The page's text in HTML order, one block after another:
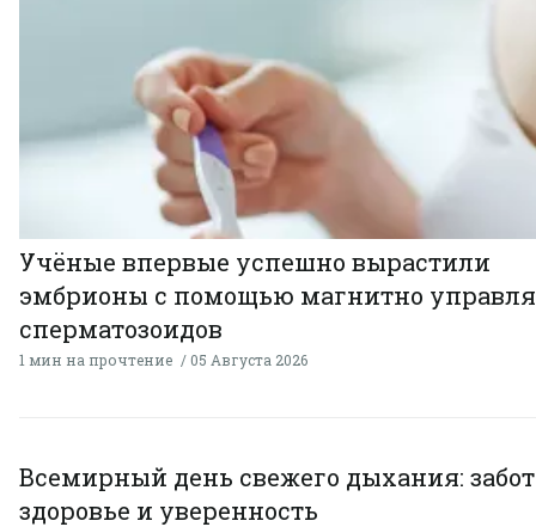
Учёные впервые успешно вырастили
эмбрионы с помощью магнитно
сперматозоидов
1 мин на прочтение 05 Августа 2026
Всемирный день свежего дыхания:
здоровье и уверенность